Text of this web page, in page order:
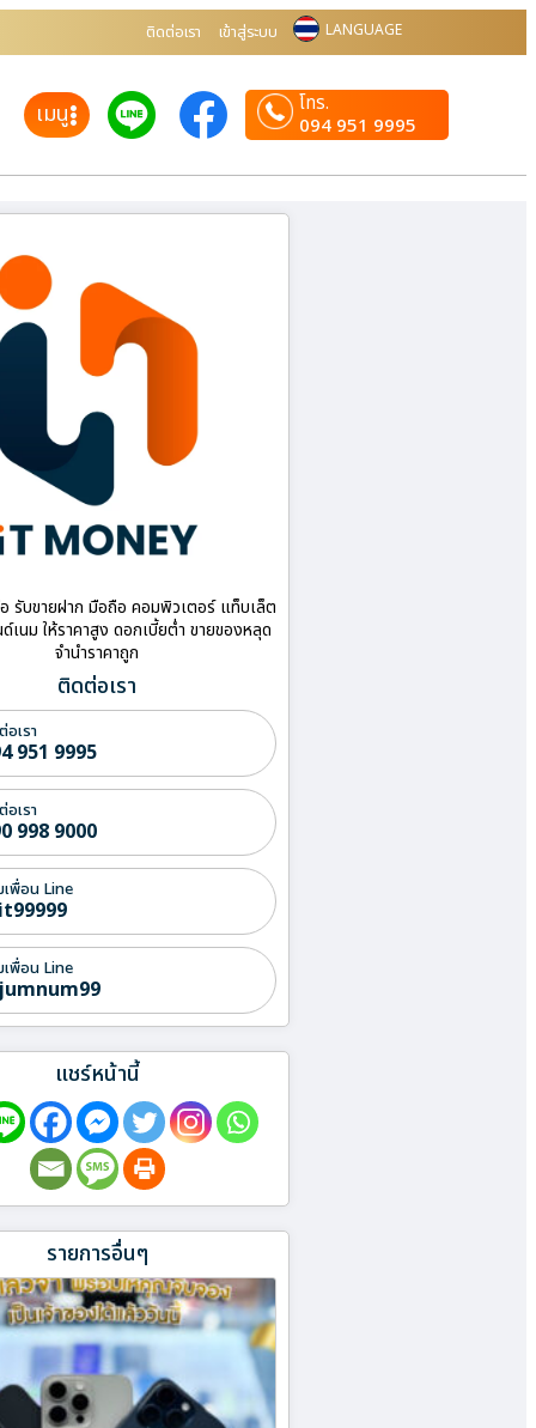
ติดต่อเรา เข้าสู่ระบบ LANGUAGE
เมนู
โทร.
094 951 9995
รับขายฝาก มือถือ คอมพิวเตอร์ แท็บเล็ต
เนม ให้ราคาสูง ดอกเบี้ยต่ำ ขายของหลุด
จำนำราคาถูก
ติดต่อเรา
อเรา
951 9995
อเรา
998 9000
เพื่อน Line
เพื่อน Line
แชร์หน้านี้
รายการอื่นๆ